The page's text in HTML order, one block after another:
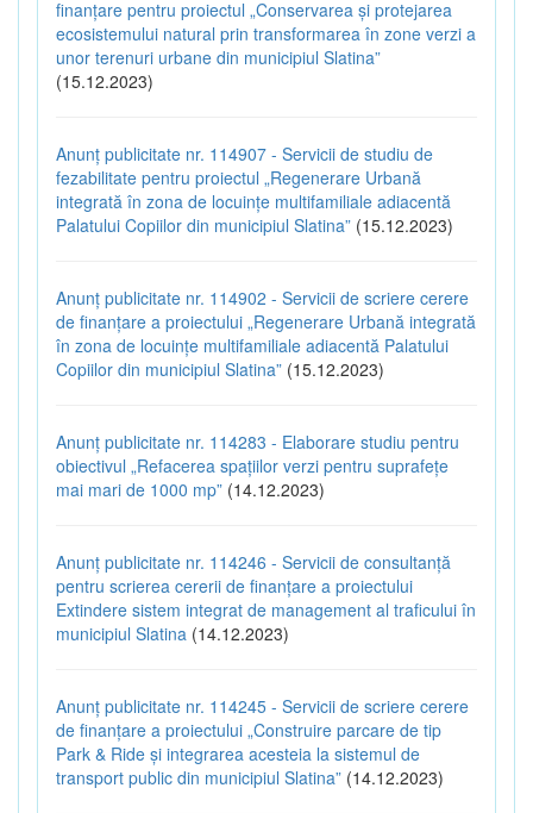
finanțare pentru proiectul „Conservarea și protejarea
ecosistemului natural prin transformarea în zone verzi a
unor terenuri urbane din municipiul Slatina”
(15.12.2023)
Anunț publicitate nr. 114907 - Servicii de studiu de
fezabilitate pentru proiectul „Regenerare Urbană
integrată în zona de locuințe multifamiliale adiacentă
Palatului Copiilor din municipiul Slatina” (15.12.2023)
Anunț publicitate nr. 114902 - Servicii de scriere cerere
de finanțare a proiectului „Regenerare Urbană integrată
în zona de locuințe multifamiliale adiacentă Palatului
Copiilor din municipiul Slatina” (15.12.2023)
Anunț publicitate nr. 114283 - Elaborare studiu pentru
obiectivul „Refacerea spațiilor verzi pentru suprafețe
mai mari de 1000 mp” (14.12.2023)
Anunț publicitate nr. 114246 - Servicii de consultanță
pentru scrierea cererii de finanțare a proiectului
Extindere sistem integrat de management al traficului în
municipiul Slatina (14.12.2023)
Anunț publicitate nr. 114245 - Servicii de scriere cerere
de finanțare a proiectului „Construire parcare de tip
Park & Ride și integrarea acesteia la sistemul de
transport public din municipiul Slatina” (14.12.2023)